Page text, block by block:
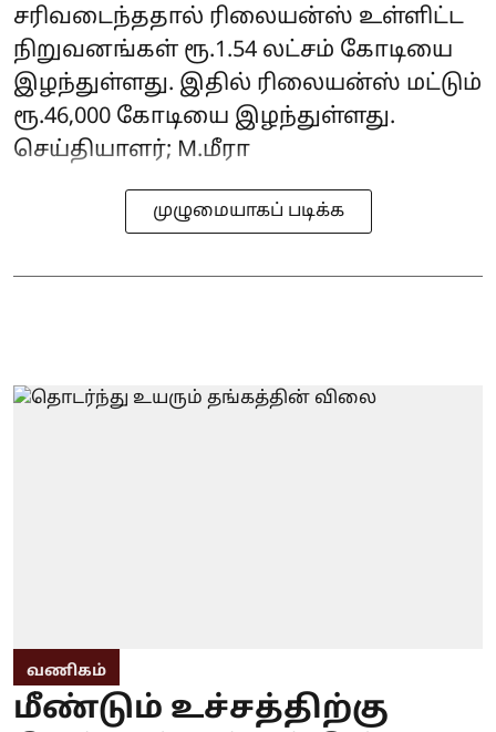
சரிவடைந்ததால் ரிலையன்ஸ் உள்ளிட்ட
நிறுவனங்கள் ரூ.1.54 லட்சம் கோடியை
இழந்துள்ளது. இதில் ரிலையன்ஸ் மட்டும்
ரூ.46,000 கோடியை இழந்துள்ளது.
செய்தியாளர்; M.மீரா
முழுமையாகப் படிக்க
வணிகம்
மீண்டும் உச்சத்திற்கு